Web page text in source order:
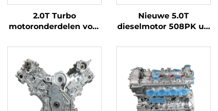
2.0T Turbo
motoronderdelen voor
C300 E300 Diesel
BMW accessoires
Nieuwe 5.0T
dieselmotor 508PK uit
Range Rover L322
automotor